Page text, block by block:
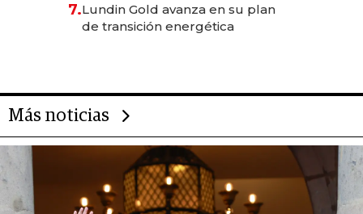
7.Lundin Gold avanza en su plan
de transición energética
Más noticias